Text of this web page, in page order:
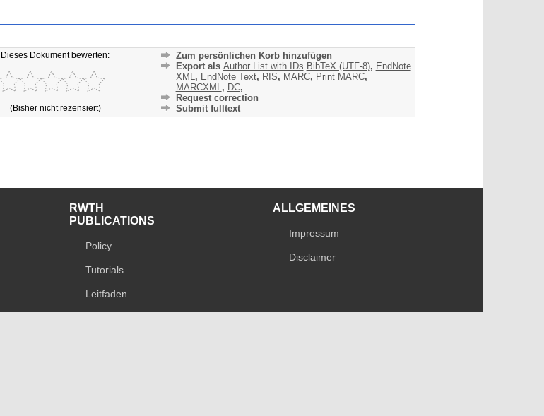
Dieses Dokument bewerten:
(Bisher nicht rezensiert)
Zum persönlichen Korb hinzufügen
Export als Author List with IDs BibTeX (UTF-8), EndNote
XML, EndNote Text, RIS, MARC, Print MARC,
MARCXML, DC,
Request correction
Submit fulltext
RWTH
PUBLICATIONS
Policy
Tutorials
Leitfaden
ALLGEMEINES
Impressum
Disclaimer